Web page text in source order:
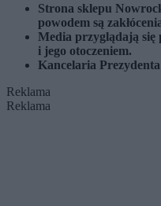
Strona sklepu
powodem są
Media przyglądają się
i jego otoczeniem.
Kancelaria
Reklama
Reklama